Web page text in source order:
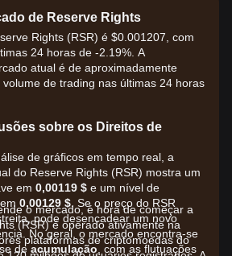
de Reserve Rights
Rights (RSR) é $0.001207, com
24 horas de -2.19%. A
atual é de aproximadamente
de trading nas últimas 24 horas
sobre os Direitos de
de gráficos em tempo real, a
do Reserve Rights (RSR) mostra um
em 0,00119 $ e um nível de
0,00129 $. Se o preço do RSR
pode desencadear um novo
No geral, o mercado encontra-se
de acumulação , com as flutuações
o mercado, é hora de começar a
(RSR) é operado ativamente na
plataformas de criptomoedas do